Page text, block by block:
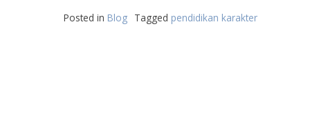
Posted in Blog Tagged pendidikan karakter